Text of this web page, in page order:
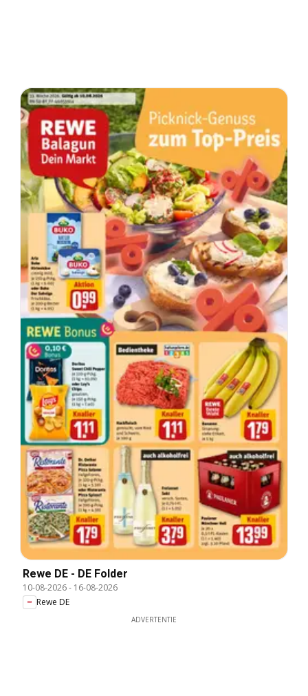
Rewe DE - DE Folder
10-08-2026- 16-08-2026
Rewe DE
ADVERTENTIE